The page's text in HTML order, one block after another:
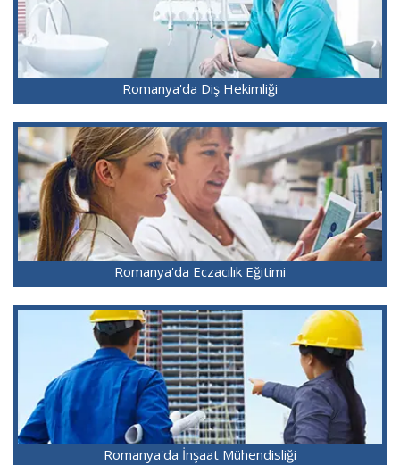
Romanya'da Diş Hekimliği
Romanya'da Eczacılık Eğitimi
Romanya'da İnşaat Mühendisliği